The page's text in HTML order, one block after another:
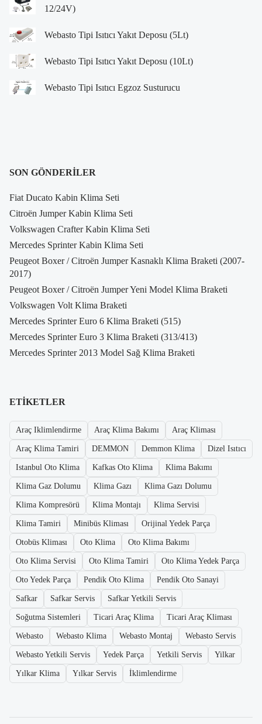
12/24V)
Webasto Tipi Isıtıcı Yakıt Deposu (5Lt)
Webasto Tipi Isıtıcı Yakıt Deposu (10Lt)
Webasto Tipi Isıtıcı Egzoz Susturucu
SON GÖNDERILER
Fiat Ducato Kabin Klima Seti
Citroën Jumper Kabin Klima Seti
Volkswagen Crafter Kabin Klima Seti
Mercedes Sprinter Kabin Klima Seti
Peugeot Boxer / Citroën Jumper Kasnaklı Klima Braketi (2007-
2017)
Peugeot Boxer / Citroën Jumper Yeni Model Klima Braketi
Volkswagen Volt Klima Braketi
Mercedes Sprinter Euro 6 Klima Braketi (515)
Mercedes Sprinter Euro 3 Klima Braketi (313/413)
Mercedes Sprinter 2013 Model Sağ Klima Braketi
ETIKETLER
Araç Iklimlendirme Araç Klima Bakımı Araç Kliması
Araç Klima Tamiri DEMMON Demmon Klima Dizel Isıtıcı
Istanbul Oto Klima Kafkas Oto Klima Klima Bakımı
Klima Gaz Dolumu Klima Gazı Klima Gazı Dolumu
Klima Kompresörü Klima Montajı Klima Servisi
Klima Tamiri Minibüs Kliması Orijinal Yedek Parça
Otobüs Kliması Oto Klima Oto Klima Bakımı
Oto Klima Servisi Oto Klima Tamiri Oto Klima Yedek Parça
Oto Yedek Parça Pendik Oto Klima Pendik Oto Sanayi
Safkar Safkar Servis Safkar Yetkili Servis
Soğutma Sistemleri Ticari Araç Klima Ticari Araç Kliması
Webasto Webasto Klima Webasto Montaj Webasto Servis
Webasto Yetkili Servis Yedek Parça Yetkili Servis Yilkar
Yılkar Klima Yılkar Servis İklimlendirme